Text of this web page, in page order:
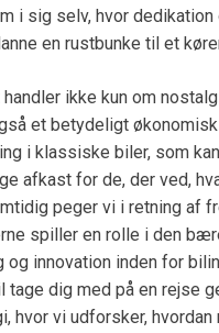
i sig selv, hvor
en rustbunke til et
handler ikke kun om
et betydeligt
i klassiske biler, som
afkast for de, der ved,
peger vi i retning af
spiller en rolle i den
og innovation inden for
tage dig med på en rejse
hvor vi udforsker, hvordan